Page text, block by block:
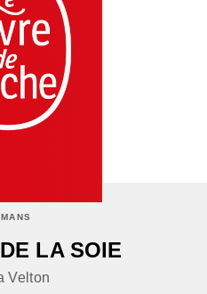
LA SOIE
Velton